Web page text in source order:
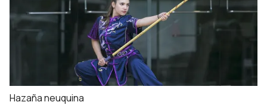
Hazaña neuquina